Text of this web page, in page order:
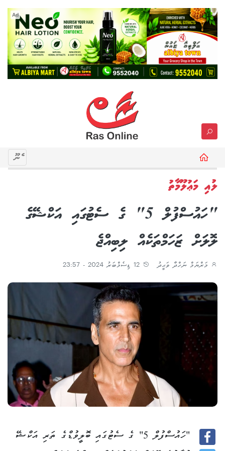
Ad
މެނޫ
ލުއި މަޢުލޫމާތު
"ހައުސްފުލް 5" ގެ ސެޓުގައި އަކްޝޭގެ
ލޮލަށް ޒަހަމްތަކެއް ލިބިއްޖެ
މަރްޔަމް ނަހްދާ ވަޙީދު
"ހައުސްފުލް 5" ގެ ސެޓުގައި ބޮލީވުޑްގެ ތަރި އަކްޝޭ